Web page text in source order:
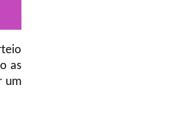
as
um